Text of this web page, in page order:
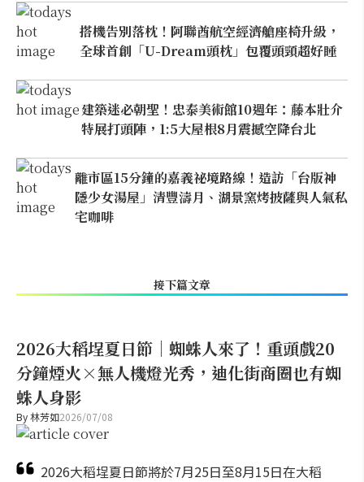
搭機告別落枕！阿聯酋航空經濟艙座椅升級，
全球首創「U-Dream頭枕」包覆頭頸超好睡
建築迷必朝聖！忠泰美術館10週年：藤本壯介
特展打頭陣，1:5大屋根8月震撼空降台北
離市區15分鐘的嘉義祕境路線！造訪「台版神
隱少女湯屋」清豐濤月、湖景窯烤披薩與人氣私
宅咖啡
接下篇文章
2026大稻埕夏日節｜蜘蛛人來了！重頭戲20
分鐘煙火×無人機燈光秀，迪化街商圈也有蜘
蛛人身影
By林芳如2026/07/08
2026大稻埕夏日節將於7月25日至8月15日在大稻